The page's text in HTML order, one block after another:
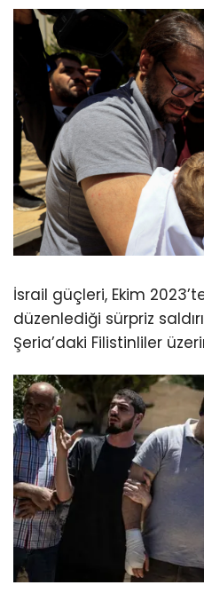
İsrail güçleri, Ekim
düzenlediği sürpriz
Şeria’daki Filistinliler